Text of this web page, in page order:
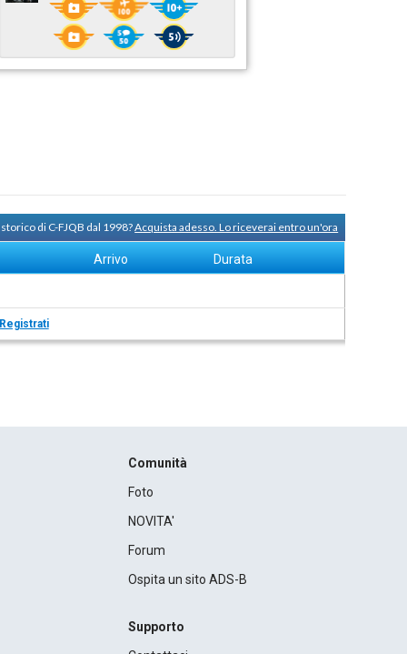
di C-FJQB dal 1998?Acquista adesso. Lo riceverai entro un'ora
Arrivo Durata
Comunità
Foto
NOVITA'
Forum
Ospita un sito ADS-B
Supporto